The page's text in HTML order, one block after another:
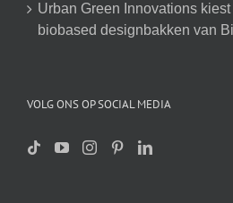
Urban Green Innovations
biobased designbakken van
VOLG ONS OP SOCIAL MEDIA